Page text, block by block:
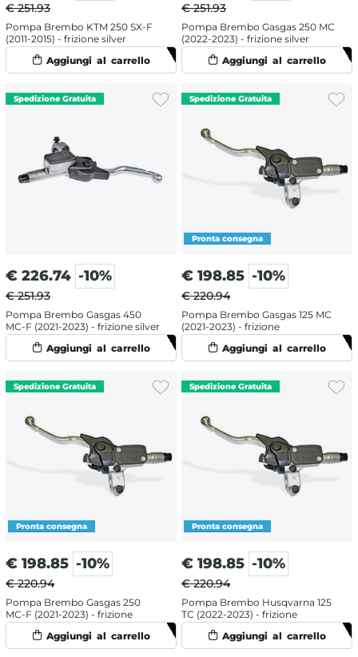
€ 251.93
Pompa Brembo KTM 250 SX-F
(2011-2015) - frizione silver
€ 251.93
Pompa Brembo Gasgas 250 MC
(2022-2023) - frizione silver
€ 226.74 -10%
€ 251.93
Pompa Brembo Gasgas 450
MC-F (2021-2023) - frizione silver
€ 198.85 -10%
€ 220.94
Pompa Brembo Gasgas 125 MC
(2021-2023) - frizione
€ 198.85 -10%
€ 220.94
Pompa Brembo Gasgas 250
MC-F (2021-2023) - frizione
€ 198.85 -10%
€ 220.94
Pompa Brembo Husqvarna 125
TC (2022-2023) - frizione